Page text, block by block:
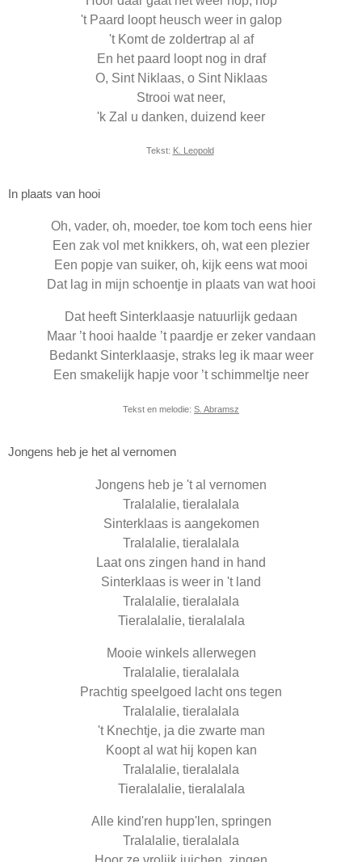
't Paard loopt heusch weer in galop
't Komt de zoldertrap al af
En het paard loopt nog in draf
O, Sint Niklaas, o Sint Niklaas
Strooi wat neer,
'k Zal u danken, duizend keer
Tekst: K. Leopold
In plaats van hooi
Oh, vader, oh, moeder, toe kom toch eens hier
Een zak vol met knikkers, oh, wat een plezier
Een popje van suiker, oh, kijk eens wat mooi
Dat lag in mijn schoentje in plaats van wat hooi
Dat heeft Sinterklaasje natuurlijk gedaan
Maar ’t hooi haalde ’t paardje er zeker vandaan
Bedankt Sinterklaasje, straks leg ik maar weer
Een smakelijk hapje voor ’t schimmeltje neer
Tekst en melodie: S. Abramsz
Jongens heb je het al vernomen
Jongens heb je 't al vernomen
Tralalalie, tieralalala
Sinterklaas is aangekomen
Tralalalie, tieralalala
Laat ons zingen hand in hand
Sinterklaas is weer in 't land
Tralalalie, tieralalala
Tieralalalie, tieralalala
Mooie winkels allerwegen
Tralalalie, tieralalala
Prachtig speelgoed lacht ons tegen
Tralalalie, tieralalala
't Knechtje, ja die zwarte man
Koopt al wat hij kopen kan
Tralalalie, tieralalala
Tieralalalie, tieralalala
Alle kind'ren hupp'len, springen
Tralalalie, tieralalala